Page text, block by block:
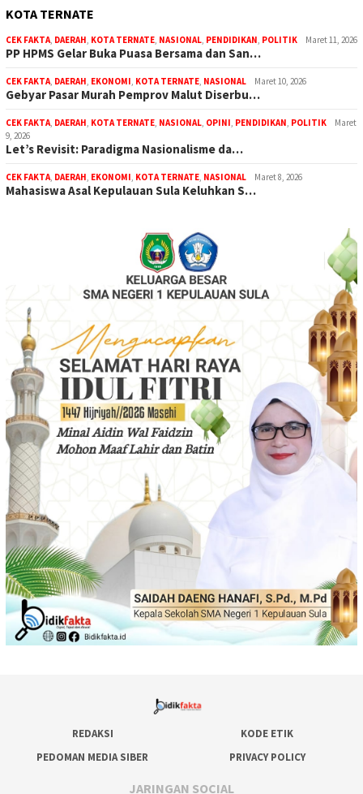
KOTA TERNATE
CEK FAKTA, DAERAH, KOTA TERNATE, NASIONAL, PENDIDIKAN, POLITIK Maret 11, 2026
PP HPMS Gelar Buka Puasa Bersama dan San…
CEK FAKTA, DAERAH, EKONOMI, KOTA TERNATE, NASIONAL Maret 10, 2026
Gebyar Pasar Murah Pemprov Malut Diserbu…
CEK FAKTA, DAERAH, KOTA TERNATE, NASIONAL, OPINI, PENDIDIKAN, POLITIK
Maret
9, 2026
Let’s Revisit: Paradigma Nasionalisme da…
CEK FAKTA, DAERAH, EKONOMI, KOTA TERNATE, NASIONAL Maret 8, 2026
Mahasiswa Asal Kepulauan Sula Keluhkan S…
REDAKSI
KODE ETIK
PEDOMAN MEDIA SIBER
PRIVACY POLICY
JARINGAN SOCIAL